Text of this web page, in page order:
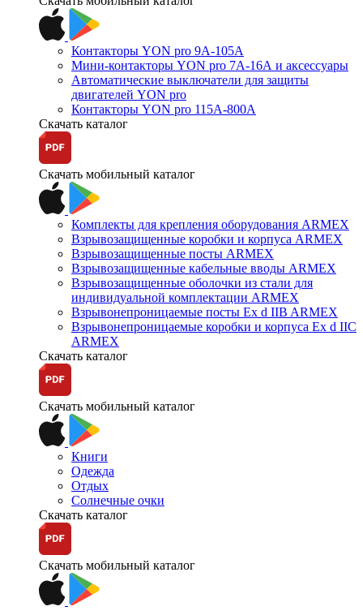
Контакторы YON pro 9А-105А
Мини-контакторы YON pro 7А-16А и аксессуары
Автоматические выключатели для защиты
двигателей YON pro
Контакторы YON pro 115А-800А
Скачать каталог
Скачать мобильный каталог
Комплекты для крепления оборудования ARMEX
Взрывозащищенные коробки и корпуса ARMEX
Взрывозащищенные посты ARMEX
Взрывозащищенные кабельные вводы ARMEX
Взрывозащищенные оболочки из стали для
индивидуальной комплектации ARMEX
Взрывонепроницаемые посты Ex d IIB ARMEX
Взрывонепроницаемые коробки и корпуса Ex d IIС
ARMEX
Скачать каталог
Скачать мобильный каталог
Книги
Одежда
Отдых
Солнечные очки
Скачать каталог
Скачать мобильный каталог